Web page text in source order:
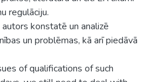
regulāciju.
konstatē un analizē
un problēmas, kā arī piedāvā
of qualifications of such